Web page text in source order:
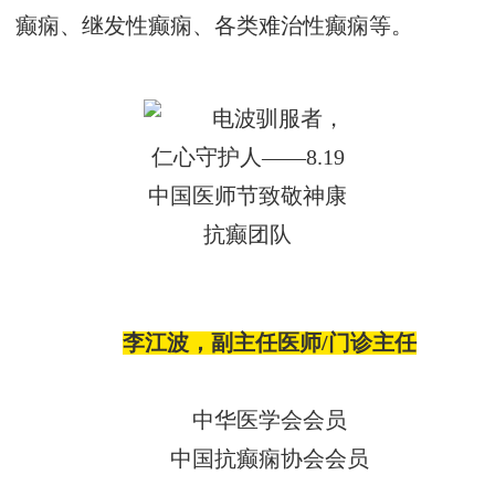
癫痫、继发性癫痫、各类难治性癫痫等。
李江波，副主任医师/门诊主任
中华医学会会员
中国抗癫痫协会会员